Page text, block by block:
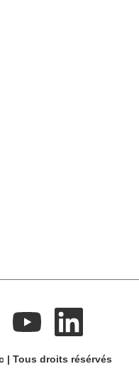
| Tous droits résérvés